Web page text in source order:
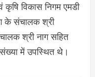
विकास निगम एमडी
के संचालक श्री
श्री नाग सहित
में उपस्थित थे।